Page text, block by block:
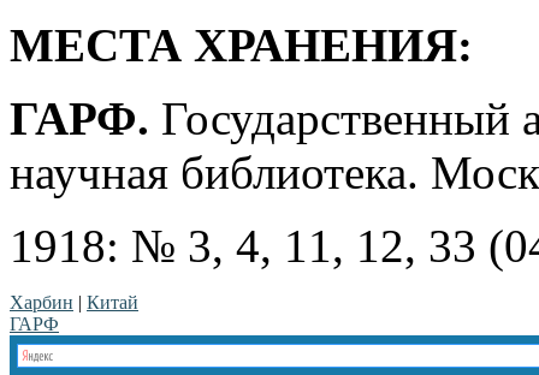
МЕСТА ХРАНЕНИЯ:
ГАРФ. Государственный
научная библиотека.
1918: № 3, 4, 11, 12, 33
Харбин | Китай
ГАРФ